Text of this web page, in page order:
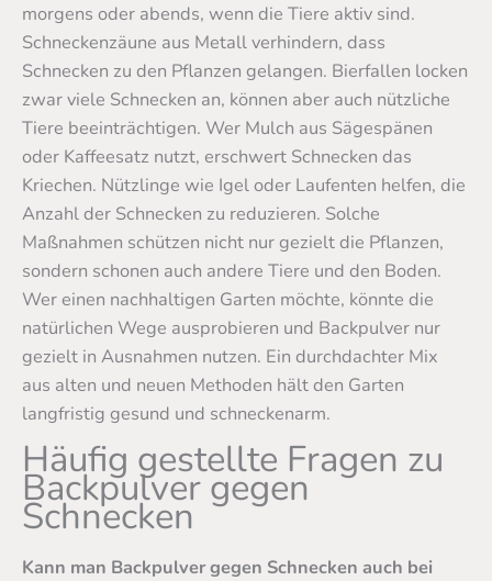
morgens oder abends, wenn die Tiere aktiv sind.
Schneckenzäune aus Metall verhindern, dass
Schnecken zu den Pflanzen gelangen. Bierfallen locken
zwar viele Schnecken an, können aber auch nützliche
Tiere beeinträchtigen. Wer Mulch aus Sägespänen
oder Kaffeesatz nutzt, erschwert Schnecken das
Kriechen. Nützlinge wie Igel oder Laufenten helfen, die
Anzahl der Schnecken zu reduzieren. Solche
Maßnahmen schützen nicht nur gezielt die Pflanzen,
sondern schonen auch andere Tiere und den Boden.
Wer einen nachhaltigen Garten möchte, könnte die
natürlichen Wege ausprobieren und Backpulver nur
gezielt in Ausnahmen nutzen. Ein durchdachter Mix
aus alten und neuen Methoden hält den Garten
langfristig gesund und schneckenarm.
Häufig gestellte Fragen zu
Backpulver gegen
Schnecken
Kann man Backpulver gegen Schnecken auch bei